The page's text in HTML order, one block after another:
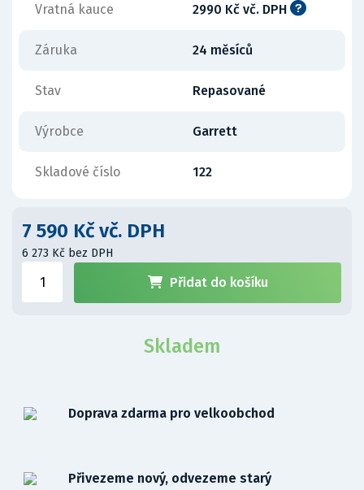
Vratná kauce 2990 Kč vč. DPH
Záruka 24 měsíců
Stav Repasované
Výrobce Garrett
Skladové číslo 122
7 590 Kč vč. DPH
6 273 Kč bez DPH
Přidat do košíku
Skladem
Doprava zdarma pro velkoobchod
Přivezeme nový, odvezeme starý